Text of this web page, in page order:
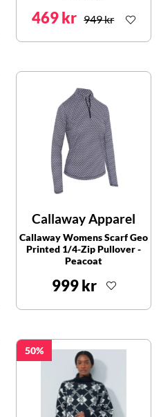
469 kr 949 kr
Callaway Apparel
Callaway Womens Scarf Geo
Printed 1/4-Zip Pullover -
Peacoat
999 kr
50